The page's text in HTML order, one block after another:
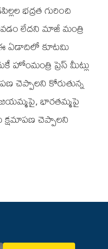
భద్రత గురించి
లేదని మాజీ మంత్రి
ఏడాదిలో కూటమి
హోంమంత్రి ప్రెస్ మీట్లు
చెప్పాలని కోరుతున్న
భారతమ్మపై
చెప్పాలని